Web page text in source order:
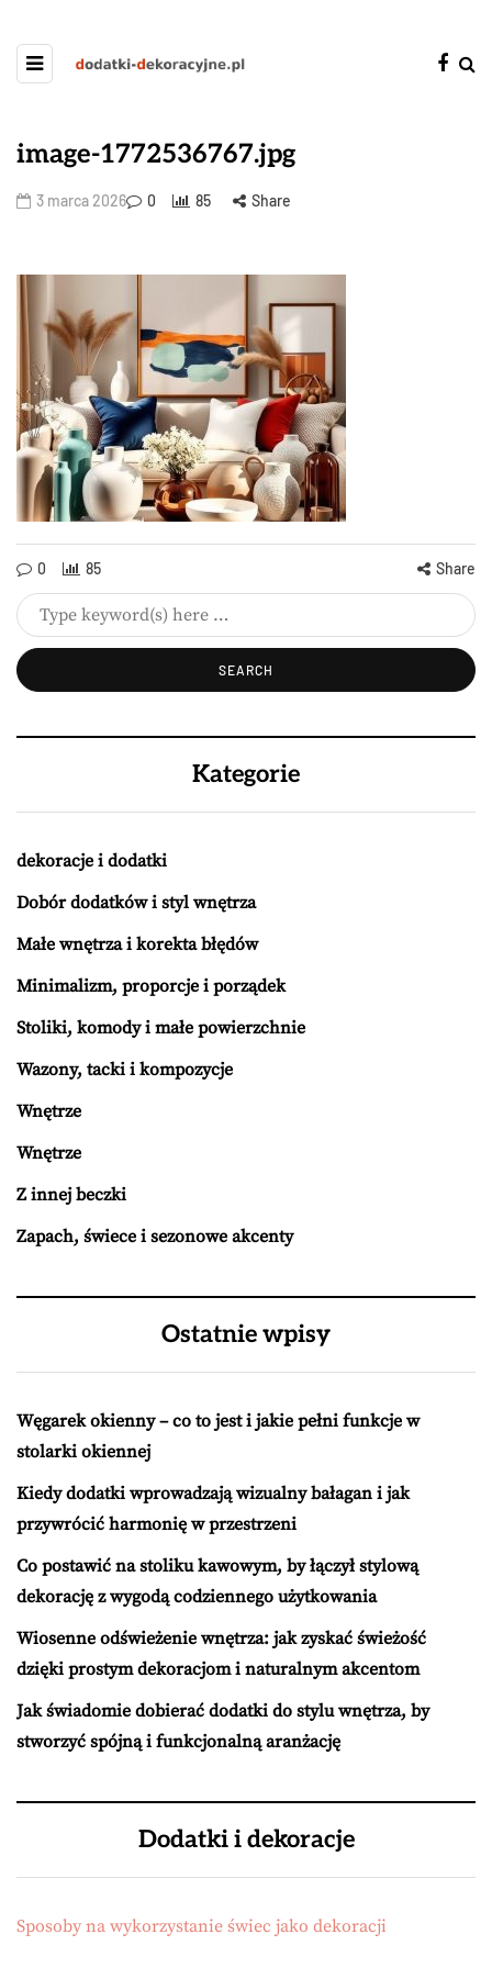
image-1772536767.jpg
3 marca 2026 0 85 Share
0 85 Share
Kategorie
dekoracje i dodatki
Dobór dodatków i styl wnętrza
Małe wnętrza i korekta błędów
Minimalizm, proporcje i porządek
Stoliki, komody i małe powierzchnie
Wazony, tacki i kompozycje
Wnętrze
Wnętrze
Z innej beczki
Zapach, świece i sezonowe akcenty
Ostatnie wpisy
Węgarek okienny – co to jest i jakie pełni funkcje w
stolarki okiennej
Kiedy dodatki wprowadzają wizualny bałagan i jak
przywrócić harmonię w przestrzeni
Co postawić na stoliku kawowym, by łączył stylową
dekorację z wygodą codziennego użytkowania
Wiosenne odświeżenie wnętrza: jak zyskać świeżość
dzięki prostym dekoracjom i naturalnym akcentom
Jak świadomie dobierać dodatki do stylu wnętrza, by
stworzyć spójną i funkcjonalną aranżację
Dodatki i dekoracje
Sposoby na wykorzystanie świec jako dekoracji